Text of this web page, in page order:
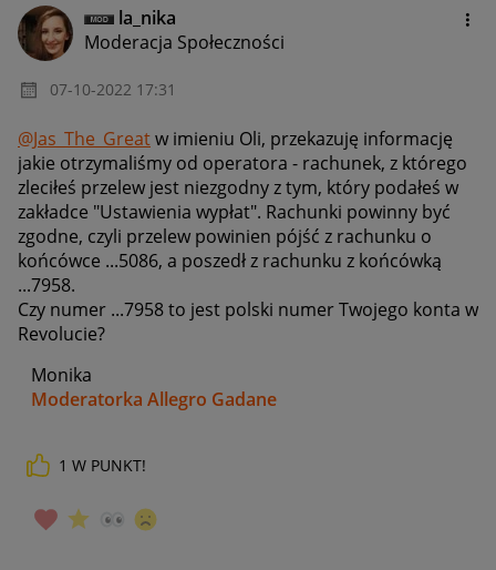
la_nika
Moderacja Społeczności
‎07-10-2022 17:31
@Jas_The_Greatw imieniu Oli, przekazuję informację
jakie otrzymaliśmy od operatora - rachunek, z którego
zleciłeś przelew jest niezgodny z tym, który podałeś w
zakładce "Ustawienia wypłat". Rachunki powinny być
zgodne, czyli przelew powinien pójść z rachunku o
końcówce ...5086, a poszedł z rachunku z końcówką
...7958.
Czy numer ...7958 to jest polski numer Twojego konta w
Revolucie?
Monika
Moderatorka Allegro Gadane
1 W PUNKT!